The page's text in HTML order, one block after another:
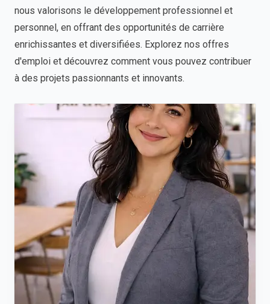
nous valorisons le développement professionnel et
personnel, en offrant des opportunités de carrière
enrichissantes et diversifiées. Explorez nos offres
d'emploi et découvrez comment vous pouvez contribuer
à des projets passionnants et innovants.